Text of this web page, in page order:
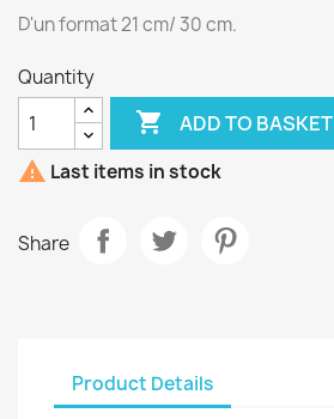
D'un format 21 cm/ 30 cm.
Quantity
 ADD TO BASKET
 Last items in stock
Share
Product Details